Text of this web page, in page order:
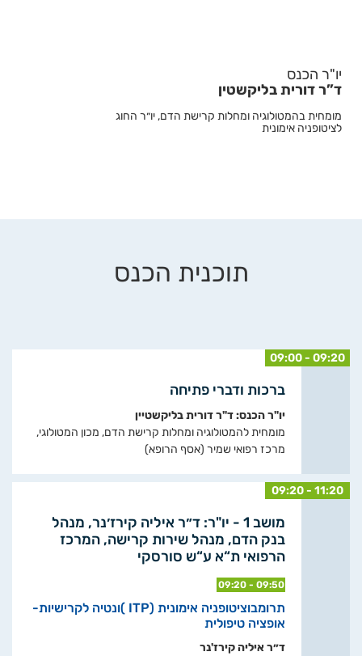
יו"ר הכנס
ד”ר דורית בליקשטין
מומחית בהמטולוגיה ומחלות קרישת הדם, יו״ר החוג
לציטופניה אימונית
תוכנית הכנס
09:00 - 09:20
ברכות ודברי פתיחה
יו"ר הכנס: ד"ר דורית בליקשטיין
מומחית להמטולוגיה ומחלות קרישת הדם, מכון המטולוגי,
מרכז רפואי שמיר (אסף הרופא)
09:20 - 11:20
מושב 1 - יו"ר: ד״ר איליה קירז׳נר, מנהל
בנק הדם, מנהל שירות קרישה, המרכז
הרפואי ת“א ע“ש סורסקי
09:20 - 09:50
תרומבוציטופניה אימונית (ITP )ונטיה לקרישיות-
אופציה טיפולית
ד״ר איליה קירז'נר